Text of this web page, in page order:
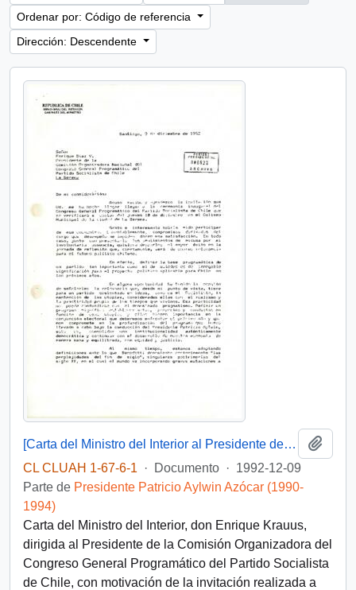
Ordenar por: Código de referencia
Dirección: Descendente
[Carta del Ministro del Interior al Presidente de la Comisión Organizadora del Congreso General Programático del Partido Socialista de Chile]
CL CLUAH 1-67-6-1
· Documento · 1992-12-09
Parte de Presidente Patricio Aylwin Azócar (1990-
1994)
Carta del Ministro del Interior, don Enrique Krauus,
dirigida al Presidente de la Comisión Organizadora del
Congreso General Programático del Partido Socialista
de Chile, con motivación de la invitación realizada a